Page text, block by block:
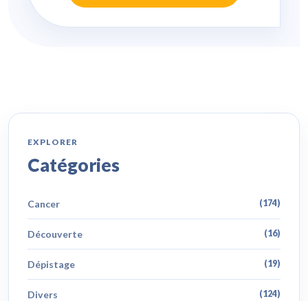
EXPLORER
Catégories
Cancer (174)
Découverte (16)
Dépistage (19)
Divers (124)